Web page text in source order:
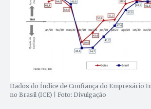
Dados do Índice de Confiança do Empresário
no Brasil (ICE) | Foto: Divulgação